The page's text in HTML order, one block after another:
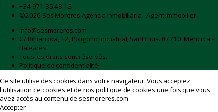
+34 971 35 48 13
©2026 Ses Moreres Agencia Inmobiliaria - Agent immobilier.
info@sesmoreres.com
C/ Biniarroca, 12, Polígono Industrial, Sant Lluís. 07710. Menorca -
Baleares.
Tous les droits sont réservés.
Politique de confidentialité
Ce site utilise des cookies dans votre navigateur. Vous acceptez
l'utilisation de cookies et de nos politique de cookies une fois que vous
avez accès au contenu de sesmoreres.com
Accepter